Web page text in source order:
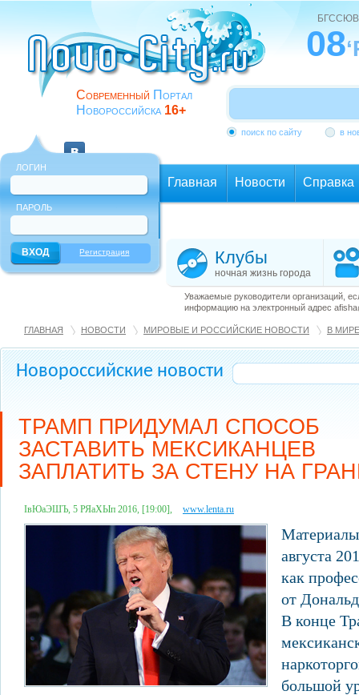
Современный Портал
Новороссийска 16+
08
поиск по сайту в
ЛОГИН
ПАРОЛЬ
Регистрация
Главная Новости Справка
Клубы
ночная жизнь города
Уважаемые руководители организаций,
информацию на электронный адрес
ГЛАВНАЯ НОВОСТИ МИРОВЫЕ И РОССИЙСКИЕ НОВОСТИ В МИРЕ
Новороссийские новости
ТРАМП ПРИДУМАЛ СПОСОБ
ЗАСТАВИТЬ МЕКСИКАНЦЕВ
ЗАПЛАТИТЬ ЗА СТЕНУ НА
ІвЮаЭШЪ, 5 РЯаХЫп 2016, [19:00], www.lenta.ru
августа
как
от
В конце
большой